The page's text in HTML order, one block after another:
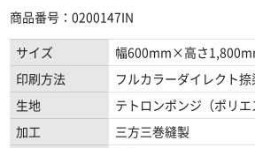
商品番号：0200147IN
サイズ
幅600mm×高さ
印刷方法
フルカラーダイレクト捺
生地
テトロンポンジ（ポリエ
加工
三方三巻縫製